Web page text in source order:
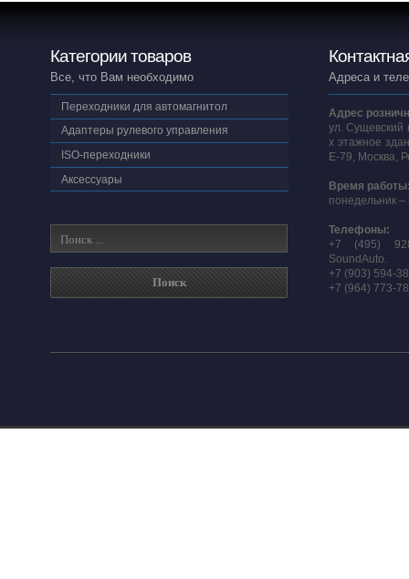
Категории товаров
Все, что Вам необходимо
Переходники для автомагнитол
Адаптеры рулевого управления
ISO-переходники
Аксессуары
Адреса и
Адрес
ул. Сущевский
х этажное
E-79, Москва,
Время
понедельник –
Телефоны:
+7 (495)
SoundAuto.
+7 (903) 594-
+7 (964) 773-